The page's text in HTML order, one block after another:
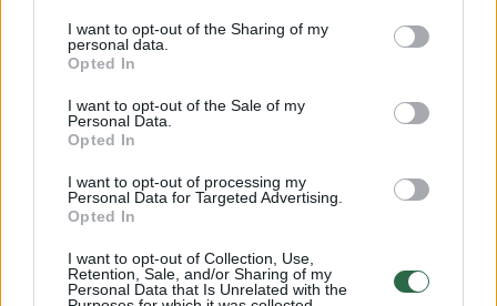
I want to opt-out of the Sharing of my
personal data.
Opted In
I want to opt-out of the Sale of my
Personal Data.
Opted In
I want to opt-out of processing my
Personal Data for Targeted Advertising.
Opted In
I want to opt-out of Collection, Use,
Retention, Sale, and/or Sharing of my
Personal Data that Is Unrelated with the
00:00:57
Savaitės vidurys nusimato karštas: temperatūra kils iki
32 laipsnių šilumos
Žinios Orai
V. Zalužno pasisakymą laiko bandymu įsitvirtinti
Ukrainos politikoje: jis yra neteisus